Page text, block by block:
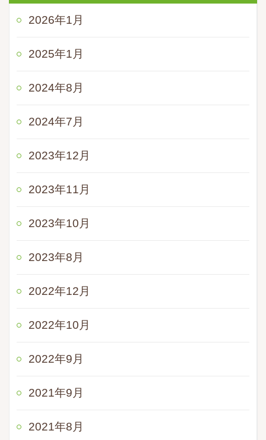
2026年1月
2025年1月
2024年8月
2024年7月
2023年12月
2023年11月
2023年10月
2023年8月
2022年12月
2022年10月
2022年9月
2021年9月
2021年8月